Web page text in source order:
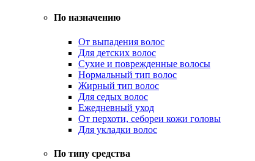
По назначению
От выпадения волос
Для детских волос
Сухие и поврежденные волосы
Нормальный тип волос
Жирный тип волос
Для седых волос
Ежедневный уход
От перхоти, себореи кожи головы
Для укладки волос
По типу средства